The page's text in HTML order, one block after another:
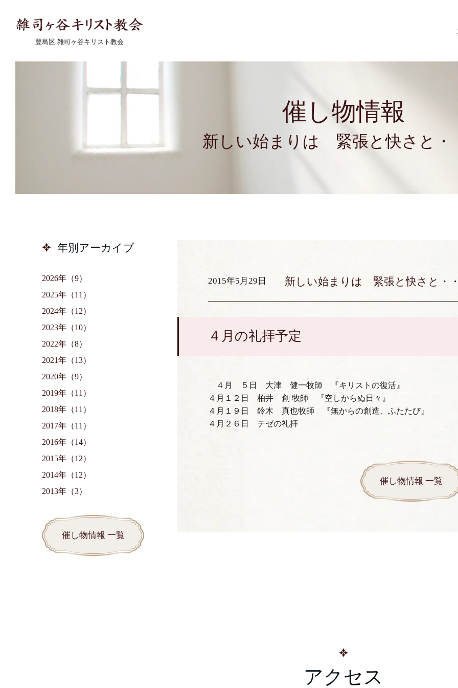
豊島区 雑司ヶ谷キリスト教会
催し物情報
新しい始まりは 緊張と快さと・
年別アーカイブ
2026年（9）
2025年（11）
2024年（12）
2023年（10）
2022年（8）
2021年（13）
2020年（9）
2019年（11）
2018年（11）
2017年（11）
2016年（14）
2015年（12）
2014年（12）
2013年（3）
催し物情報 一覧
2015年5月29日 新しい始まりは 緊張と快さと・
４月の礼拝予定
４月 ５日 大津 健一牧師 『キリストの復活』
４月１２日 柏井 創 牧師 『空しからぬ日々』
４月１９日 鈴木 真也牧師 『無からの創造、ふたたび』
４月２６日 テゼの礼拝
催し物情報 一覧
アクセス